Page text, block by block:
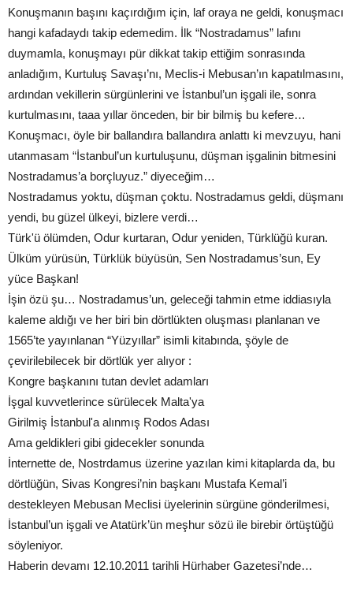
Konuşmanın başını kaçırdığım için, laf oraya ne geldi, konuşmacı
hangi kafadaydı takip edemedim. İlk “Nostradamus” lafını
duymamla, konuşmayı pür dikkat takip ettiğim sonrasında
anladığım, Kurtuluş Savaşı’nı, Meclis-i Mebusan’ın kapatılmasını,
ardından vekillerin sürgünlerini ve İstanbul’un işgali ile, sonra
kurtulmasını, taaa yıllar önceden, bir bir bilmiş bu kefere…
Konuşmacı, öyle bir ballandıra ballandıra anlattı ki mevzuyu, hani
utanmasam “İstanbul’un kurtuluşunu, düşman işgalinin bitmesini
Nostradamus’a borçluyuz.” diyeceğim…
Nostradamus yoktu, düşman çoktu. Nostradamus geldi, düşmanı
yendi, bu güzel ülkeyi, bizlere verdi…
Türk'ü ölümden, Odur kurtaran, Odur yeniden, Türklüğü kuran.
Ülküm yürüsün, Türklük büyüsün, Sen Nostradamus’sun, Ey
yüce Başkan!
İşin özü şu… Nostradamus’un, geleceği tahmin etme iddiasıyla
kaleme aldığı ve her biri bin dörtlükten oluşması planlanan ve
1565’te yayınlanan “Yüzyıllar” isimli kitabında, şöyle de
çevirilebilecek bir dörtlük yer alıyor :
Kongre başkanını tutan devlet adamları
İşgal kuvvetlerince sürülecek Malta'ya
Girilmiş İstanbul'a alınmış Rodos Adası
Ama geldikleri gibi gidecekler sonunda
İnternette de, Nostrdamus üzerine yazılan kimi kitaplarda da, bu
dörtlüğün, Sivas Kongresi’nin başkanı Mustafa Kemal’i
destekleyen Mebusan Meclisi üyelerinin sürgüne gönderilmesi,
İstanbul’un işgali ve Atatürk’ün meşhur sözü ile birebir örtüştüğü
söyleniyor.
Haberin devamı 12.10.2011 tarihli Hürhaber Gazetesi’nde…